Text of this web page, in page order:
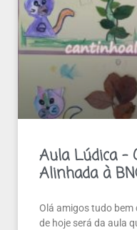
Aula Lúdica –
Alinhada à
Olá amigos tudo bem
de hoje será da aula